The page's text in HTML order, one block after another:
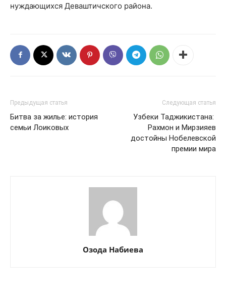
нуждающихся Деваштичского района.
Предыдущая статья
Битва за жилье: история
семьи Лоиковых
Следующая статья
Узбеки Таджикистана:
Рахмон и Мирзияев
достойны Нобелевской
премии мира
Озода Набиева